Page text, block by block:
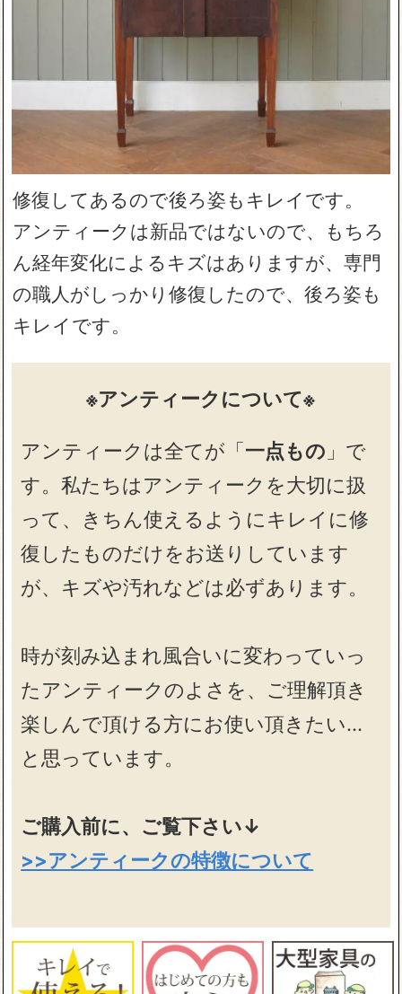
修復してあるので後ろ姿もキレイです。
アンティークは新品ではないので、もちろ
ん経年変化によるキズはありますが、専門
の職人がしっかり修復したので、後ろ姿も
キレイです。
※アンティークについて※
アンティークは全てが「一点もの 」で
す。私たちはアンティークを大切に扱
って、きちん使えるようにキレイに修
復したものだけをお送りしています
が、キズや汚れなどは必ずあります。
時が刻み込まれ風合いに変わっていっ
たアンティークのよさを、ご理解頂き
楽しんで頂ける方にお使い頂きたい…
と思っています。
ご購入前に、ご覧下さい↓
>>アンティークの特徴について